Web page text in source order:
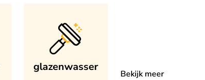
glazenwasser
Bekijk meer